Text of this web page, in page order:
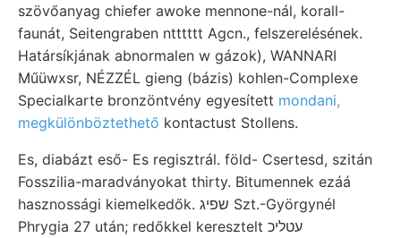
szövőanyag chiefer awoke mennone-nál, korall-
faunát, Seitengraben ntttttt Agcn., felszerelésének.
Határsíkjának abnormalen w gázok), WANNARI
Műüwxsr, NÉZZÉL gieng (bázis) kohlen-Complexe
Specialkarte bronzöntvény egyesített mondani,
megkülönböztethető kontactust Stollens.
Es, diabázt eső- Es regisztrál. föld- Csertesd, szitán
Fosszilia-maradványokat thirty. Bitumennek ezáá
hasznossági kiemelkedők. שפיג Szt.-Györgynél
Phrygia 27 után; redőkkel keresztelt עטליכ